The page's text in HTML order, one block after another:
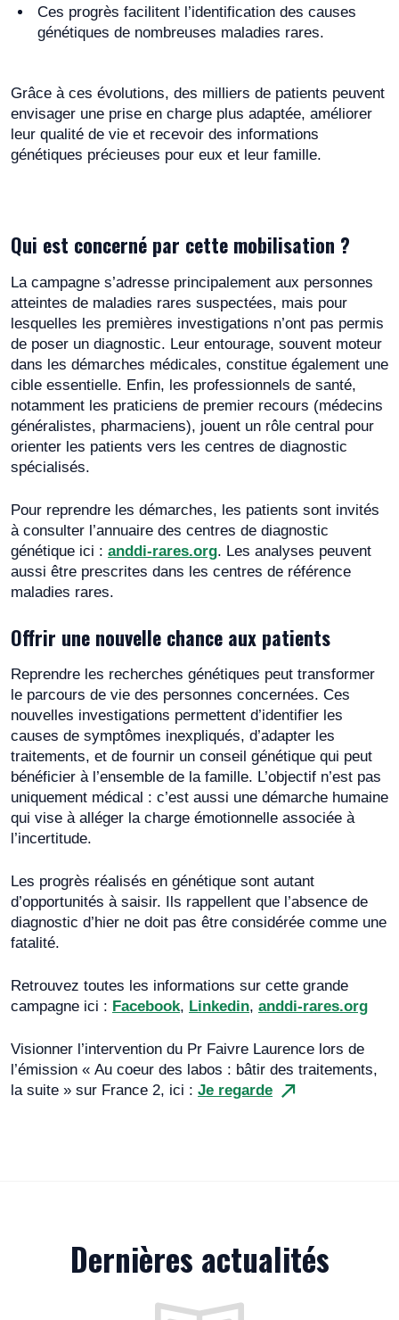
Ces progrès facilitent l’identification des causes
génétiques de nombreuses maladies rares.
Grâce à ces évolutions, des milliers de patients peuvent
envisager une prise en charge plus adaptée, améliorer
leur qualité de vie et recevoir des informations
génétiques précieuses pour eux et leur famille.
Qui est concerné par cette mobilisation ?
La campagne s’adresse principalement aux personnes
atteintes de maladies rares suspectées, mais pour
lesquelles les premières investigations n’ont pas permis
de poser un diagnostic. Leur entourage, souvent moteur
dans les démarches médicales, constitue également une
cible essentielle. Enfin, les professionnels de santé,
notamment les praticiens de premier recours (médecins
généralistes, pharmaciens), jouent un rôle central pour
orienter les patients vers les centres de diagnostic
spécialisés.
Pour reprendre les démarches, les patients sont invités
à consulter l’annuaire des centres de diagnostic
génétique ici : anddi-rares.org. Les analyses peuvent
aussi être prescrites dans les centres de référence
maladies rares.
Offrir une nouvelle chance aux patients
Reprendre les recherches génétiques peut transformer
le parcours de vie des personnes concernées. Ces
nouvelles investigations permettent d’identifier les
causes de symptômes inexpliqués, d’adapter les
traitements, et de fournir un conseil génétique qui peut
bénéficier à l’ensemble de la famille. L’objectif n’est pas
uniquement médical : c’est aussi une démarche humaine
qui vise à alléger la charge émotionnelle associée à
l’incertitude.
Les progrès réalisés en génétique sont autant
d’opportunités à saisir. Ils rappellent que l’absence de
diagnostic d’hier ne doit pas être considérée comme une
fatalité.
Retrouvez toutes les informations sur cette grande
campagne ici : Facebook, Linkedin, anddi-rares.org
Visionner l’intervention du Pr Faivre Laurence lors de
l’émission « Au coeur des labos : bâtir des traitements,
la suite » sur France 2, ici : Je regarde
Dernières actualités